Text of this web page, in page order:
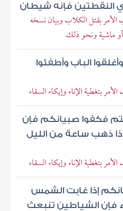
النقطتين فإنه شيطان
بقتل الكلاب وبيان نسخه
أو ماشية ونحو ذلك
الباب وأطفئوا
بتغطية الإناء وإيكاء السقاء
فكفوا صبيانكم فإن
ذهب ساعة من الليل
بتغطية الإناء وإيكاء السقاء
إذا غابت الشمس
الشياطين تنبعث